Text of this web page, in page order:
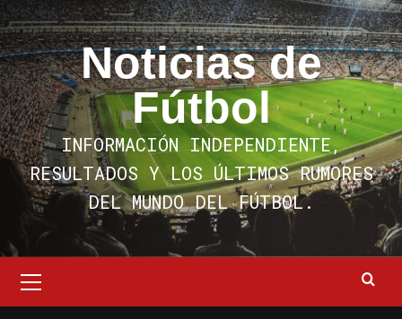
Saltar
al
contenido
Noticias de
Fútbol
INFORMACIÓN INDEPENDIENTE,
RESULTADOS Y LOS ÚLTIMOS RUMORES
DEL MUNDO DEL FÚTBOL.
primario